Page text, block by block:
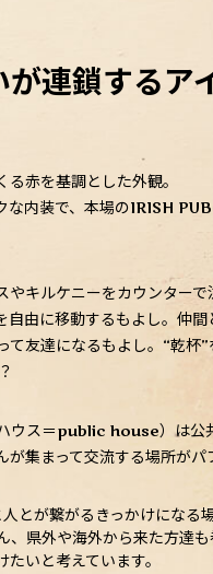
連鎖するア
赤を基調とした外観。
な内装で、本場のIRISH
やキルケニーをカウンター
自由に移動するもよし。仲
て友達になるもよし。“乾杯
ウス＝public house）は公
集まって交流する場所がパ
とが繋がるきっかけになる
、県外や海外から来た方達
いと考えています。